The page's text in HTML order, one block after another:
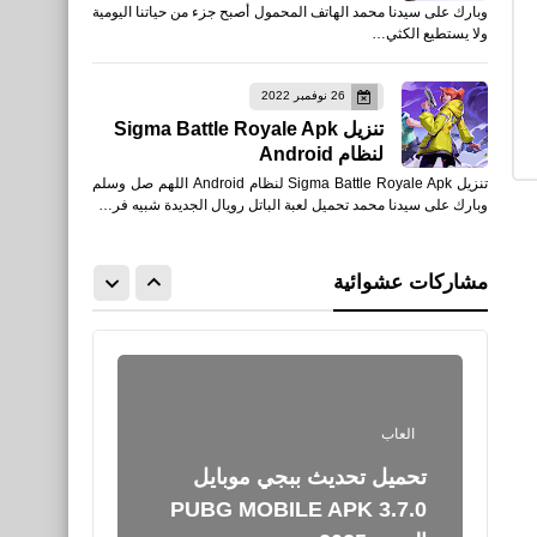
وبارك على سيدنا محمد الهاتف المحمول أصبح جزء من حياتنا اليومية
ولا يستطيع الكثي…
26 نوفمبر 2022
تنزيل Sigma Battle Royale Apk
لنظام Android
تنزيل Sigma Battle Royale Apk لنظام Android اللهم صل وسلم
وبارك على سيدنا محمد تحميل لعبة الباتل رويال الجديدة شبيه فر…
مشاركات عشوائية
تحميل Free Fire: أرض الشتاء
التحديث الجديد أصدار 1.108.1
العاب
للأيفون والأندرويد
العاب
تحميل تحديث ببجي موبايل
3.7.0 PUBG MOBILE APK